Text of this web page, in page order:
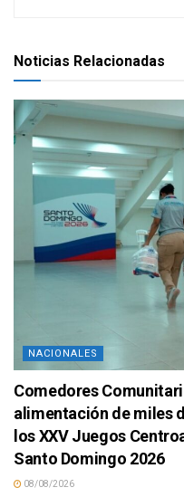
Noticias Relacionadas
NACIONALES
Comedores
alimentación de miles
los XXV Juegos
Santo Domingo 2026
08/08/2026